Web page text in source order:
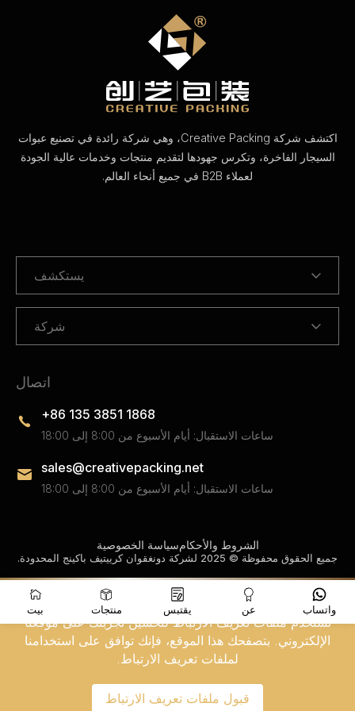
اكتشف شركة Creative Packing، وهي شركة رائدة في تصنيع عبوات
السيجار الفاخرة، وتكرس جهودها لتقديم منتجات وخدمات عالية الجودة
لعملاء B2B في جميع أنحاء العالم.
يستكشف
شركة
اتصال
+86 135 3851 1868
ساعات الاستقبال: أيام الأسبوع من 8:00 إلى 18:00
sales@creativepacking.net
ساعات الاستقبال: أيام الأسبوع من 8:00 إلى 18:00
جميع الحقوق محفوظة © 2025 لشركة دونغقوان كرييتيف باكينج المحدودة.
سياسة الخصوصيةالشروط والأحكام
بيت منتجات يقتبس عن واتساب
نستخدم ملفات تعريف الارتباط لتحسين تجربتك على موقعنا
الإلكتروني. بتصفحك هذا الموقع، فإنك توافق على استخدامنا
لملفات تعريف الارتباط.
قبول ملفات تعريف الارتباط